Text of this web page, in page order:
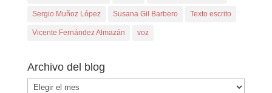
Sergio Muñoz López Susana Gil Barbero Texto escrito
Vicente Fernández Almazán voz
Archivo del blog
Archivo